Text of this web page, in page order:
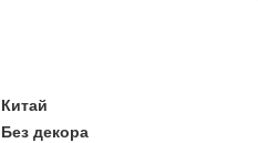
Китай
Без декора